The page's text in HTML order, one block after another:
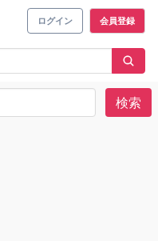
ログイン 会員登録
検索